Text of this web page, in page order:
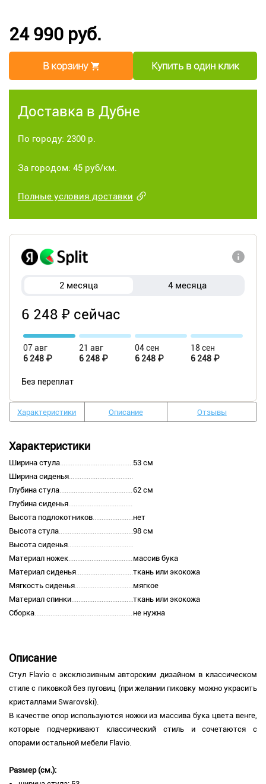
24 990 руб.
В корзину Купить в один клик
Доставка в Дубне
По городу: 2300 р.
За городом: 45 руб/км.
Полные условия доставки
2 месяца 4 месяца
6 248 ₽ сейчас
07 авг
6 248 ₽
21 авг
6 248 ₽
04 сен
6 248 ₽
18 сен
6 248 ₽
Без переплат
Характеристики Описание Отзывы
Характеристики
Ширина стула
53 см
Ширина сиденья
Глубина стула
62 см
Глубина сиденья
Высота подлокотников
нет
Высота стула
98 см
Высота сиденья
Материал ножек
массив бука
Материал сиденья
ткань или экокожа
Мягкость сиденья
мягкое
Материал спинки
ткань или экокожа
Сборка
не нужна
Описание
Стул Flavio c эксклюзивным авторским дизайном в классическом
стиле с пиковкой без пуговиц (при желании пиковку можно украсить
кристаллами Swarovski).
В качестве опор используются ножки из массива бука цвета венге,
которые подчеркивают классический стиль и сочетаются с
опорами остальной мебели Flavio.
Размер (см.):